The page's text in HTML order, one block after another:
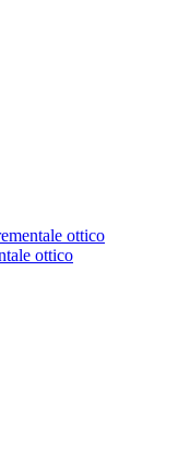
ottico
ottico